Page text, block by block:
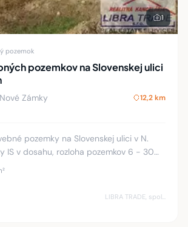
1
pozemok
pozemkov na Slovenskej ulici
Zámky 12,2 km
pozemky na Slovenskej ulici v N.
IS v dosahu, rozloha pozemkov 6 - 30
20 - 44 m. Na pozemku je možné